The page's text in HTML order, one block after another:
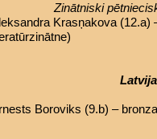
Zinātniski
Krasņakova (12.a)
Boroviks (9.b) –